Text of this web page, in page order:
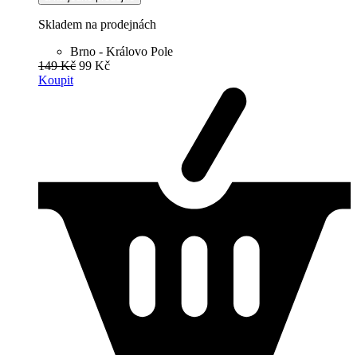
Skladem na prodejnách
Brno - Královo Pole
149 Kč 99 Kč
Koupit